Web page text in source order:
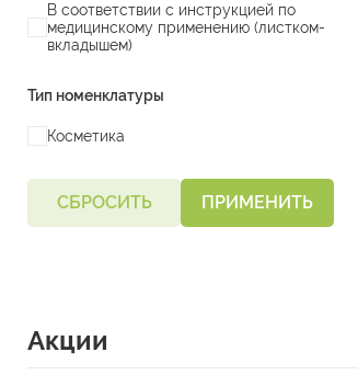
В соответствии с инструкцией по
медицинскому применению (листком-
вкладышем)
Тип номенклатуры
Косметика
СБРОСИТЬ ПРИМЕНИТЬ
Акции